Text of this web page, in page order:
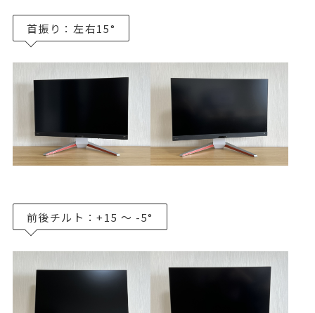
首振り：左右15°
前後チルト：+15 ～ -5°